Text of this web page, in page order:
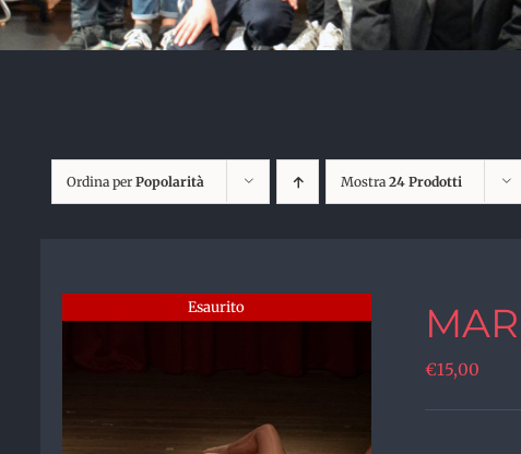
Ordina per Popolarità Mostra 24 Prodotti
Esaurito
€15,00